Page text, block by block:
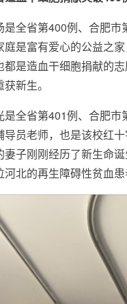
是全省第400例、合肥
庭是富有爱心的公益之
都是造血干细胞捐献的
新生。
是全省第401例、合肥
导员老师，也是该校红
妻子刚刚经历了新生命
河北的再生障碍性贫血患